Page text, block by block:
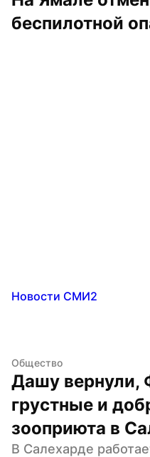
беспилотной
Новости СМИ2
Общество
Дашу вернули,
грустные и
зооприюта в
В Салехарде